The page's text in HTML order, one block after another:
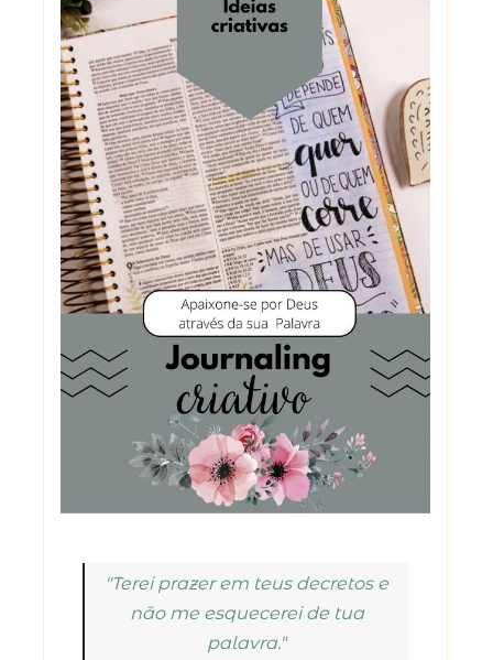
"Terei prazer em teus decretos e
não me esquecerei de tua
palavra."